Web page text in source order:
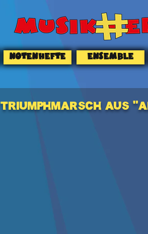
NOTENHEFTE ENSEMBLE
TRIUMPHMARSCH AUS